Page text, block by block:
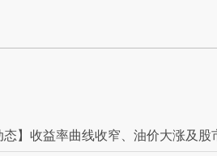
】收益率曲线收窄、油价大涨及